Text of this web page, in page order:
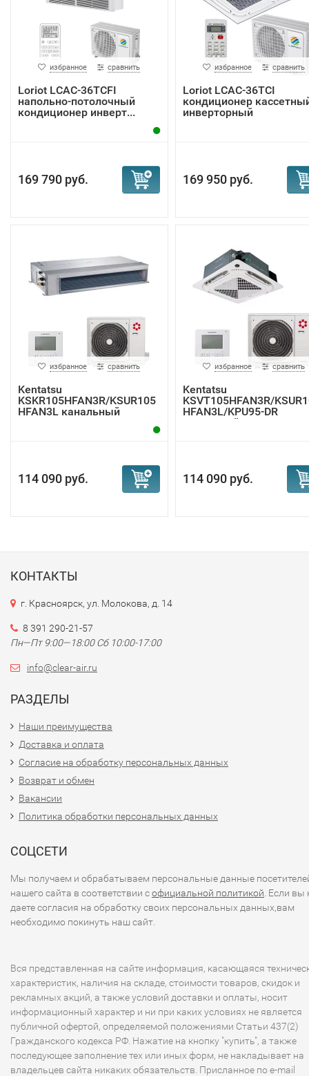
избранное сравнить
Loriot LCAC-36TCFI
напольно-потолочный
кондиционер инверт...
169 790 руб.
избранное сравнить
Loriot LCAC-36TCI
кондиционер
инверторный
169 950 руб.
избранное сравнить
Kentatsu
KSKR105HFAN3R/KSUR105
HFAN3L канальный
114 090 руб.
избранное сравнить
Kentatsu
KSVT105HFAN3R/
HFAN3L/KPU95-DR
кассетный к...
114 090 руб.
КОНТАКТЫ
г. Красноярск, ул. Молокова, д. 14
8 391 290-21-57
Пн—Пт 9:00—18:00 Сб 10:00-17:00
info@clear-air.ru
РАЗДЕЛЫ
Наши преимущества
Доставка и оплата
Согласие на обработку персональных данных
Возврат и обмен
Вакансии
Политика обработки персональных данных
СОЦСЕТИ
Мы получаем и обрабатываем персональные данные
нашего сайта в соответствии софициальной политикой . Если вы
даете согласия на обработку своих персональных данных,вам
необходимо покинуть наш сайт.
Вся представленная на сайте информация, касающаяся
характеристик, наличия на складе, стоимости товаров, скидок и
рекламных акций, а также условий доставки и оплаты, носит
информационный характер и ни при каких условиях не является
публичной офертой, определяемой положениями Статьи 437(2)
Гражданского кодекса РФ. Нажатие на кнопку "купить", а также
последующее заполнение тех или иных форм, не накладывает на
владельцев сайта никаких обязательств. Присланное по e-mail